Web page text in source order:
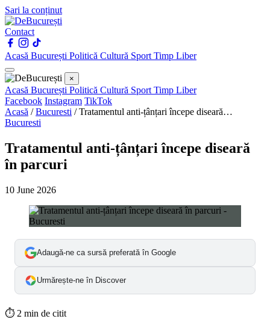
Sari la conținut
Contact
Acasă București Politică Cultură Sport Timp Liber
×
Acasă București Politică Cultură Sport Timp Liber
Facebook Instagram TikTok
Acasă /Bucuresti /Tratamentul anti-țânțari începe diseară…
Bucuresti
Tratamentul anti-țânțari începe diseară
în parcuri
10 June 2026
Adaugă-ne ca sursă preferată în Google
Urmărește-ne în Discover
⏱ 2 min de citit